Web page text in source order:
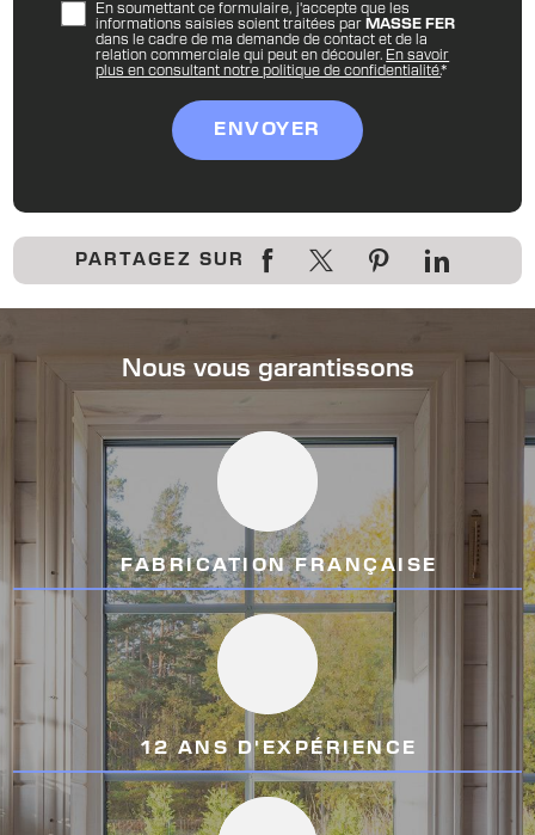
En soumettant ce formulaire, j'accepte que les
informations saisies soient traitées par MASSE FER
dans le cadre de ma demande de contact et de la
relation commerciale qui peut en découler. En savoir
plus en consultant notre politique de confidentialité.*
PARTAGEZ SUR
Nous vous garantissons
FABRICATION FRANÇAISE
12 ANS D'EXPÉRIENCE